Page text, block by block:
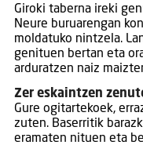
Giroki taberna ireki
Neure buruarengan
moldatuko nintzela.
genituen bertan eta
arduratzen naiz
Zer eskaintzen
Gure ogitartekoek,
zuten. Baserritik
eramaten nituen eta